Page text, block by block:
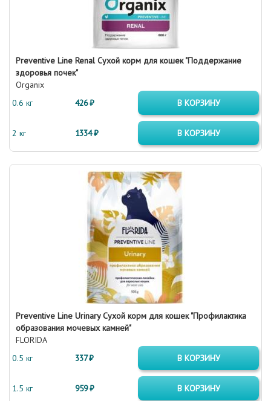
Preventive Line Renal Сухой корм для кошек "Поддержание
здоровья почек"
Organix
0.6 кг
426 ₽ В КОРЗИНУ
2 кг 1334 ₽ В КОРЗИНУ
Preventive Line Urinary Сухой корм для кошек "Профилактика
образования мочевых камней"
FLORIDA
0.5 кг
337 ₽ В КОРЗИНУ
1.5 кг 959 ₽ В КОРЗИНУ